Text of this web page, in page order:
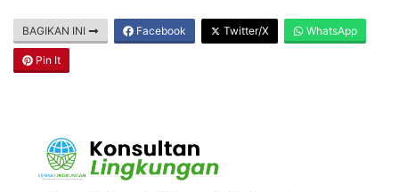
BAGIKAN INI Facebook Twitter/X WhatsApp
Pin It